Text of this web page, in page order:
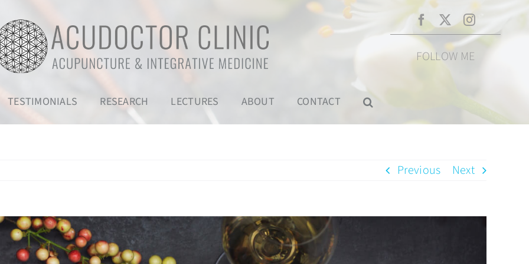
FOLLOW ME
TESTIMONIALS RESEARCH LECTURES ABOUT CONTACT
Previous Next